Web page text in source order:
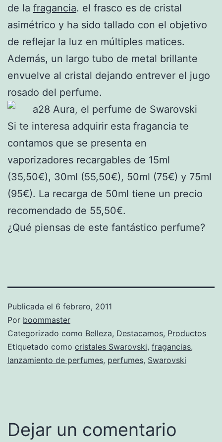
de la fragancia. el frasco es de cristal
asimétrico y ha sido tallado con el objetivo
de reflejar la luz en múltiples matices.
Además, un largo tubo de metal brillante
envuelve al cristal dejando entrever el jugo
rosado del perfume.
Si te interesa adquirir esta fragancia te
contamos que se presenta en
vaporizadores recargables de 15ml
(35,50€), 30ml (55,50€), 50ml (75€) y 75ml
(95€). La recarga de 50ml tiene un precio
recomendado de 55,50€.
¿Qué piensas de este fantástico perfume?
Publicada el 6 febrero, 2011
Por boommaster
Categorizado como Belleza, Destacamos, Productos
Etiquetado como cristales Swarovski, fragancias,
lanzamiento de perfumes, perfumes, Swarovski
Dejar un comentario